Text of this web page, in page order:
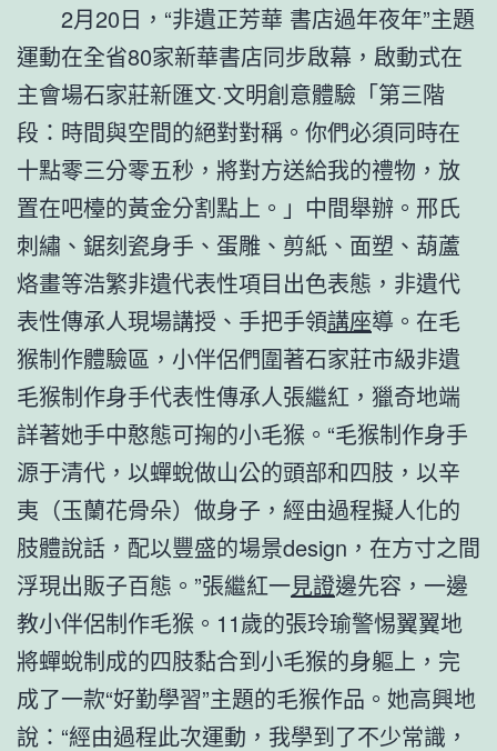
2月20日，“非遺正芳華 書店過年夜年”主題
運動在全省80家新華書店同步啟幕，啟動式在
主會場石家莊新匯文·文明創意體驗「第三階
段：時間與空間的絕對對稱。你們必須同時在
十點零三分零五秒，將對方送給我的禮物，放
置在吧檯的黃金分割點上。」中間舉辦。邢氏
刺繡、鋸刻瓷身手、蛋雕、剪紙、面塑、葫蘆
烙畫等浩繁非遺代表性項目出色表態，非遺代
表性傳承人現場講授、手把手領講座導。在毛
猴制作體驗區，小伴侶們圍著石家莊市級非遺
毛猴制作身手代表性傳承人張繼紅，獵奇地端
詳著她手中憨態可掬的小毛猴。“毛猴制作身手
源于清代，以蟬蛻做山公的頭部和四肢，以辛
夷（玉蘭花骨朵）做身子，經由過程擬人化的
肢體說話，配以豐盛的場景design，在方寸之間
浮現出販子百態。”張繼紅一見證邊先容，一邊
教小伴侶制作毛猴。11歲的張玲瑜警惕翼翼地
將蟬蛻制成的四肢黏合到小毛猴的身軀上，完
成了一款“好勤學習”主題的毛猴作品。她高興地
說：“經由過程此次運動，我學到了不少常識，